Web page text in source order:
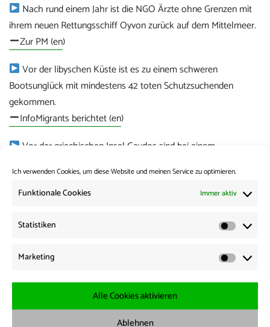
Ich verwenden Cookies, um diese Website und meinen Service zu optimieren.
Funktionale Cookies Immer aktiv
Statistiken
Marketing
Alle Cookies aktivieren
Ablehnen
Nach rund einem Jahr ist die NGO Ärzte ohne Grenzen mit
ihrem neuen Rettungsschiff Oyvon zurück auf dem Mittelmeer.
Zur PM (en)
Vor der libyschen Küste ist es zu einem schweren
Bootsunglück mit mindestens 42 toten Schutzsuchenden
gekommen.
InfoMigrants berichtet (en)
Vor der griechischen Insel Gavdos sind bei einem
Zum Post von Aegean Boat Report (en)
Beitrags-
Navigation
Vorheriger
News from the Borders 12.11.2025
Weiter:
Beitrag:
News from the Borders 14.11.2025